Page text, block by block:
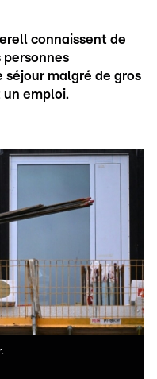
connaissent de
personnes
séjour malgré de gros
emploi.